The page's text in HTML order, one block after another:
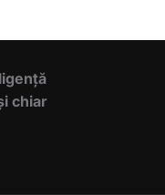
chiar